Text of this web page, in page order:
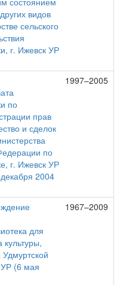
видов
сельского
г. Ижевск УР
по
прав
и сделок
по
г. Ижевск УР
2004
1997–2005
для
УР (6 мая
1967–2009